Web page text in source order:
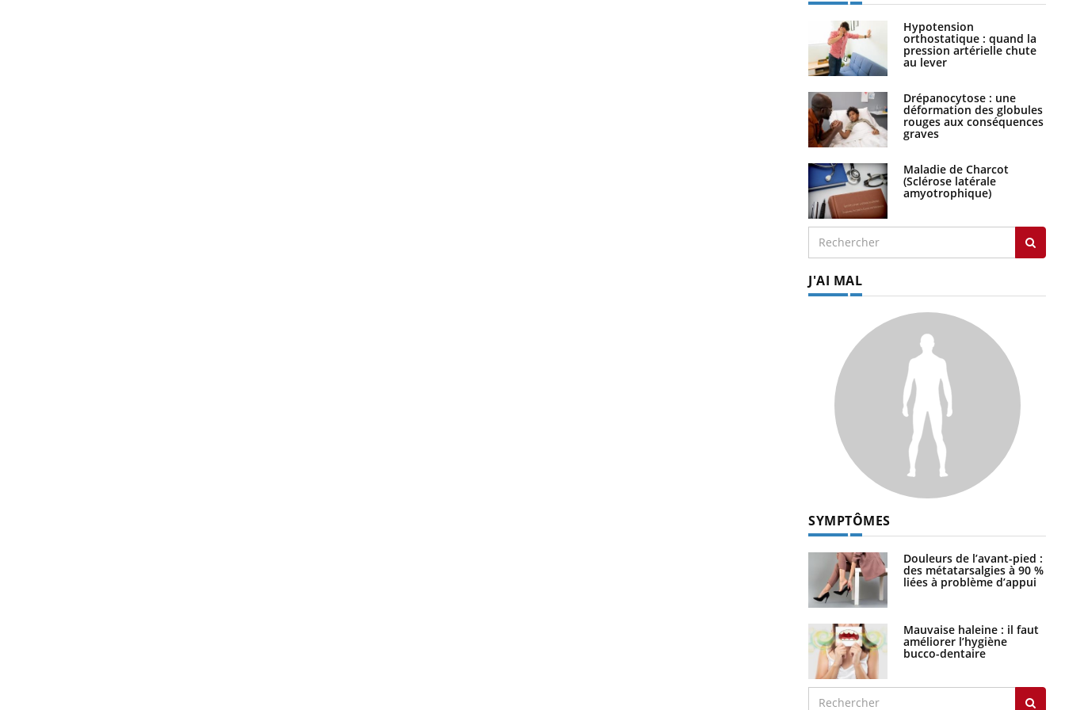
Hypotension
orthostatique : quand la
pression artérielle chute
au lever
Drépanocytose : une
déformation des globules
rouges aux conséquences
graves
Maladie de Charcot
(Sclérose latérale
amyotrophique)
J'AI MAL
SYMPTÔMES
Douleurs de l’avant-pied :
des métatarsalgies à 90 %
liées à problème d’appui
Mauvaise haleine : il faut
améliorer l’hygiène
bucco-dentaire